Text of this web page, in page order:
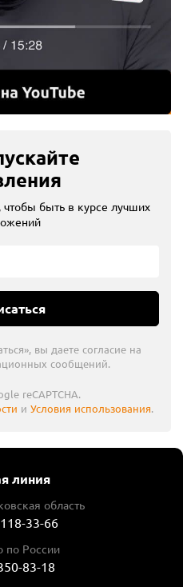
быть в курсе лучших
вы даете согласие на
сообщений.
reCAPTCHA.
и Условия использования.
линия
область
33-66
по России
83-18